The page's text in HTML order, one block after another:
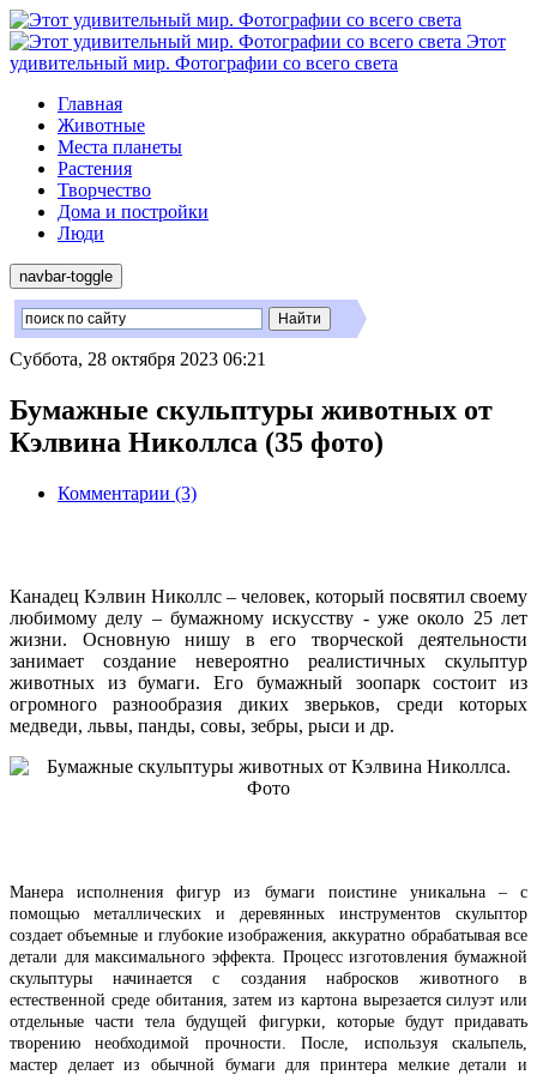
Этот
удивительный мир. Фотографии со всего света
Главная
Животные
Места планеты
Растения
Творчество
Дома и постройки
Люди
navbar-toggle
Суббота, 28 октября 2023 06:21
Бумажные скульптуры животных от
Кэлвина Николлса (35 фото)
Комментарии (3)
Канадец Кэлвин Николлс – человек, который посвятил своему
любимому делу – бумажному искусству - уже около 25 лет
жизни. Основную нишу в его творческой деятельности
занимает создание невероятно реалистичных скульптур
животных из бумаги. Его бумажный зоопарк состоит из
огромного разнообразия диких зверьков, среди которых
медведи, львы, панды, совы, зебры, рыси и др.
Манера исполнения фигур из бумаги поистине уникальна – с
помощью металлических и деревянных инструментов скульптор
создает объемные и глубокие изображения, аккуратно обрабатывая все
детали для максимального эффекта. Процесс изготовления бумажной
скульптуры начинается с создания набросков животного в
естественной среде обитания, затем из картона вырезается силуэт или
отдельные части тела будущей фигурки, которые будут придавать
творению необходимой прочности. После, используя скальпель,
мастер делает из обычной бумаги для принтера мелкие детали и